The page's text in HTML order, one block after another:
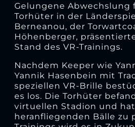
Gelungene Abwechslung
Torhüter in der
Berneanou, der
Höhenberger,
Stand des VR-Trainings.
Nachdem Keeper wie
Yannik Hasenbein mit
speziellen VR-Brille
es los. Die Torhüter
virtuellen Stadion und
heranfliegenden Bälle zu